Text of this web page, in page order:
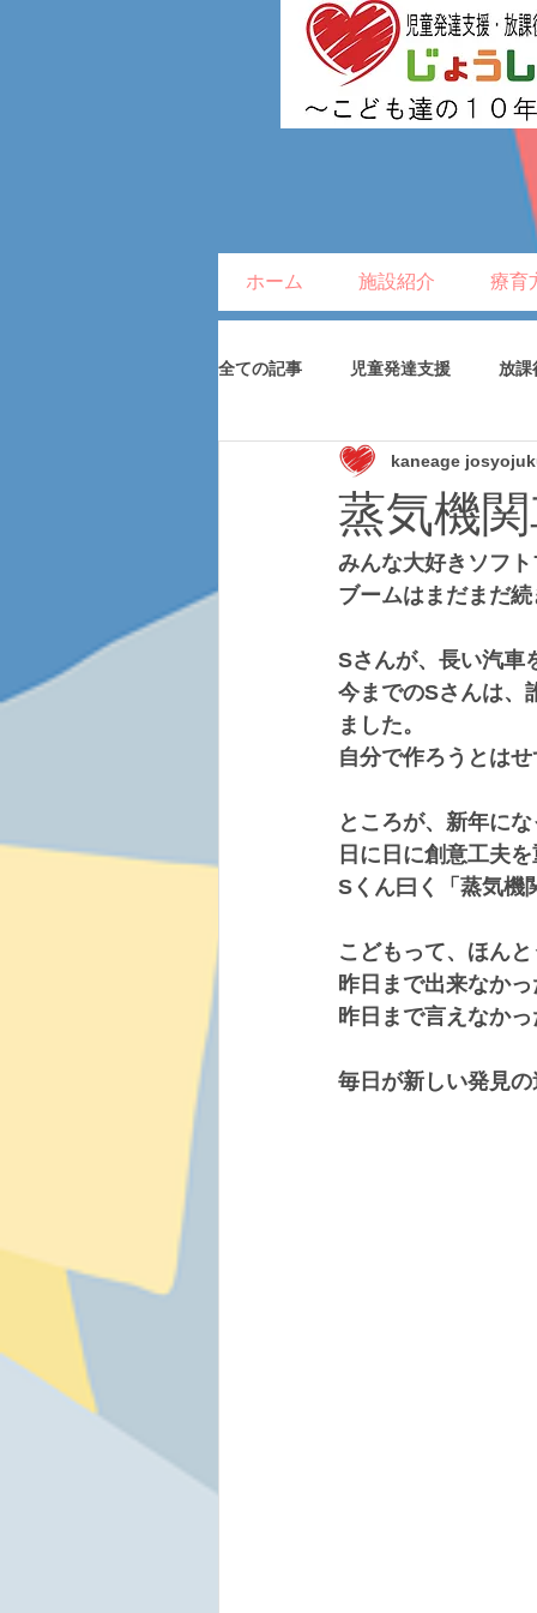
ホーム 施設紹介 療育
全ての記事 児童発達支援 放課
蒸気機
kaneage
みんな大好きソフ
ブームはまだまだ
Sさんが、長い汽車
今までのSさんは、
ました。
自分で作ろうとは
ところが、新年に
日に日に創意工夫
Sくん曰く「蒸気機
こどもって、ほん
昨日まで出来なか
昨日まで言えなか
毎日が新しい発見